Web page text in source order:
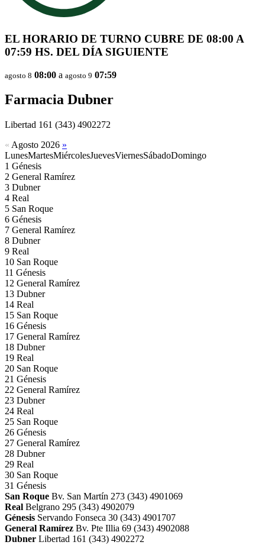
EL HORARIO DE TURNO CUBRE DE 08:00 A
07:59 HS. DEL DÍA SIGUIENTE
agosto 8 08:00 a agosto 9 07:59
Farmacia Dubner
Libertad 161 (343) 4902272
« Agosto 2026 »
LunesMartesMiércolesJuevesViernesSábadoDomingo
1 Génesis
2 General Ramírez
3 Dubner
4 Real
5 San Roque
6 Génesis
7 General Ramírez
8 Dubner
9 Real
10 San Roque
11 Génesis
12 General Ramírez
13 Dubner
14 Real
15 San Roque
16 Génesis
17 General Ramírez
18 Dubner
19 Real
20 San Roque
21 Génesis
22 General Ramírez
23 Dubner
24 Real
25 San Roque
26 Génesis
27 General Ramírez
28 Dubner
29 Real
30 San Roque
31 Génesis
San Roque Bv. San Martín 273 (343) 4901069
Real Belgrano 295 (343) 4902079
Génesis Servando Fonseca 30 (343) 4901707
General Ramírez Bv. Pte Illia 69 (343) 4902088
Dubner Libertad 161 (343) 4902272